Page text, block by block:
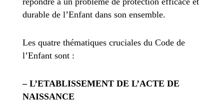
durable de l’Enfant dans son ensemble.
Les quatre thématiques cruciales du Code de
l’Enfant sont :
– L’ETABLISSEMENT DE L’ACTE DE
NAISSANCE